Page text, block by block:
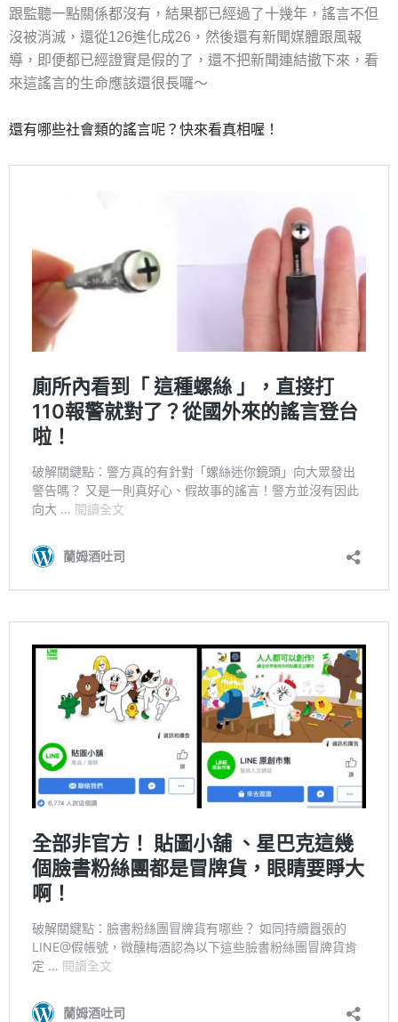
跟監聽一點關係都沒有，結果都已經過了十幾年，謠言不但
沒被消滅，還從126進化成26，然後還有新聞媒體跟風報
導，即便都已經證實是假的了，還不把新聞連結撤下來，看
來這謠言的生命應該還很長囉～
還有哪些社會類的謠言呢？快來看真相喔！